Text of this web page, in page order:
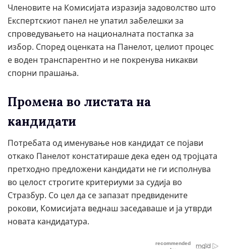
Членовите на Комисијата изразија задоволство што
Експертскиот панел не упатил забелешки за
спроведувањето на националната постапка за
избор. Според оценката на Панелот, целиот процес
е воден транспарентно и не покренува никакви
спорни прашања.
Промена во листата на
кандидати
Потребата од именување нов кандидат се појави
откако Панелот констатираше дека еден од тројцата
претходно предложени кандидати не ги исполнува
во целост строгите критериуми за судија во
Стразбур. Со цел да се запазат предвидените
рокови, Комисијата веднаш заседаваше и ја утврди
новата кандидатура.